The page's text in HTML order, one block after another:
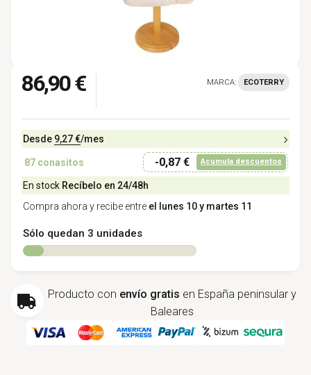
86,90 € MARCA: ECOTERRY
Desde 9,27 €/mes
87 conasitos -0,87 € Acumula descuentos
En stock Recíbelo en 24/48h
Compra ahora y recibe entre el lunes 10 y martes 11
Sólo quedan 3 unidades
Producto con envío gratis en España peninsular y
Baleares